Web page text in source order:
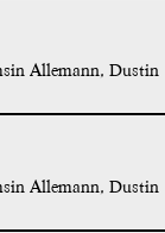
Allemann, Dustin
Allemann, Dustin